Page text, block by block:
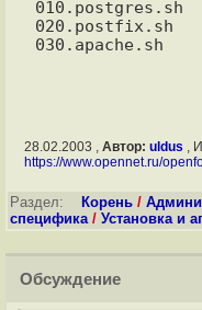
010.postgres.sh
020.postfix.sh
28.02.2003 , Автор: uldus ,
https://www.opennet.ru/
Раздел: Корень /
специфика/ Установка и
Обсуждение